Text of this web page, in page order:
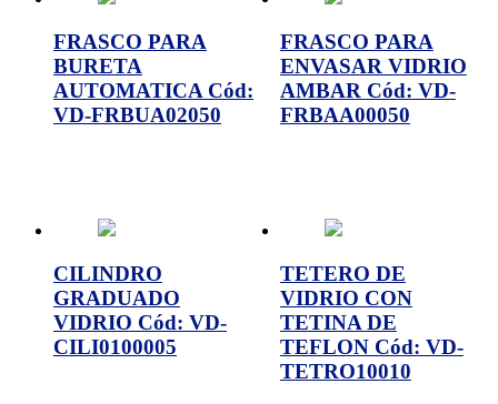
FRASCO PARA
BURETA
AUTOMATICA Cód:
VD-FRBUA02050
FRASCO PARA
ENVASAR VIDRIO
AMBAR Cód: VD-
FRBAA00050
CILINDRO
GRADUADO
VIDRIO Cód: VD-
CILI0100005
TETERO DE
VIDRIO CON
TETINA DE
TEFLON Cód: VD-
TETRO10010